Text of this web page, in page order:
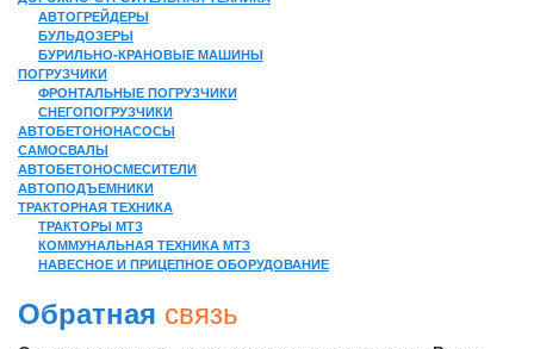
АВТОГРЕЙДЕРЫ
БУЛЬДОЗЕРЫ
БУРИЛЬНО-КРАНОВЫЕ МАШИНЫ
ПОГРУЗЧИКИ
ФРОНТАЛЬНЫЕ ПОГРУЗЧИКИ
СНЕГОПОГРУЗЧИКИ
АВТОБЕТОНОНАСОСЫ
САМОСВАЛЫ
АВТОБЕТОНОСМЕСИТЕЛИ
АВТОПОДЪЕМНИКИ
ТРАКТОРНАЯ ТЕХНИКА
ТРАКТОРЫ МТЗ
КОММУНАЛЬНАЯ ТЕХНИКА МТЗ
НАВЕСНОЕ И ПРИЦЕПНОЕ ОБОРУДОВАНИЕ
Обратная связь